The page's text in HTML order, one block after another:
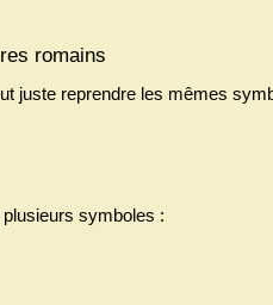
romains
juste reprendre les mêmes
symboles :